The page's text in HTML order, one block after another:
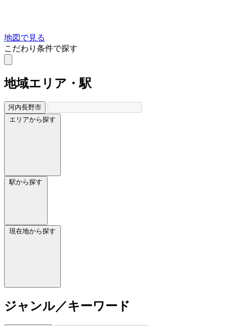
地図で見る
こだわり条件で探す
地域エリア・駅
河内長野市
エリアから探す
駅から探す
現在地から探す
ジャンル／キーワード